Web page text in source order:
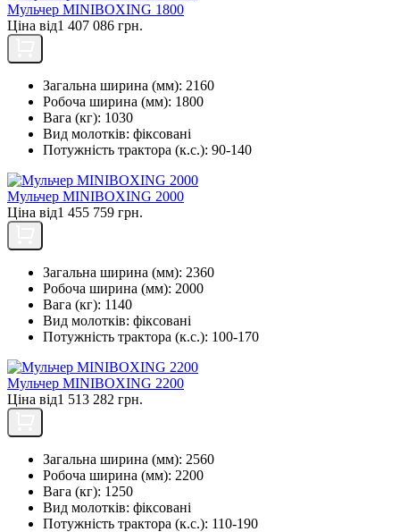
Мульчер MINIBOXING 1800
Ціна від1 407 086 грн.
Загальна ширина (мм): 2160
Робоча ширина (мм): 1800
Вага (кг): 1030
Вид молотків: фіксовані
Потужність трактора (к.с.): 90-140
Мульчер MINIBOXING 2000
Ціна від1 455 759 грн.
Загальна ширина (мм): 2360
Робоча ширина (мм): 2000
Вага (кг): 1140
Вид молотків: фіксовані
Потужність трактора (к.с.): 100-170
Мульчер MINIBOXING 2200
Ціна від1 513 282 грн.
Загальна ширина (мм): 2560
Робоча ширина (мм): 2200
Вага (кг): 1250
Вид молотків: фіксовані
Потужність трактора (к.с.): 110-190